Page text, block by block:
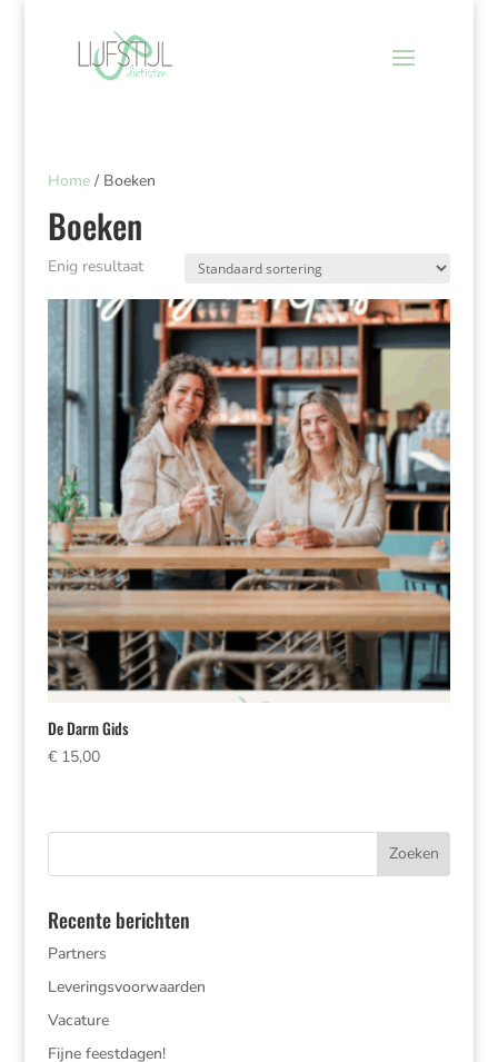
Home/ Boeken
Boeken
Enig resultaat
De Darm Gids
€15,00
Recente berichten
Partners
Leveringsvoorwaarden
Vacature
Fijne feestdagen!